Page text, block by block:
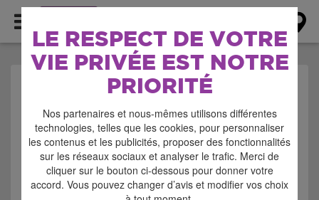
LE RESPECT DE VOTRE
VIE PRIVÉE EST NOTRE
PRIORITÉ
Nos partenaires et nous-mêmes utilisons différentes
technologies, telles que les cookies, pour personnaliser
les contenus et les publicités, proposer des fonctionnalités
sur les réseaux sociaux et analyser le trafic. Merci de
cliquer sur le bouton ci-dessous pour donner votre
accord. Vous pouvez changer d’avis et modifier vos choix
AGENDA > FETE
POPULAIRE